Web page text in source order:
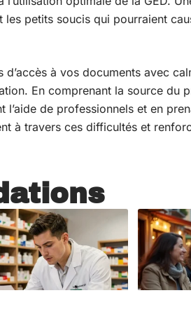
petits soucis qui pourraient
à vos documents avec
En comprenant la source du
de professionnels et en
à travers ces difficultés et